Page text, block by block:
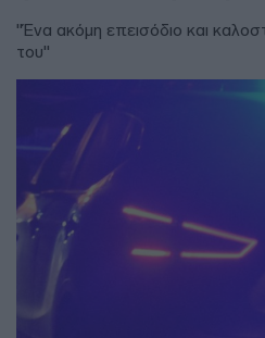
"Ένα ακόμη επεισόδιο και
του"